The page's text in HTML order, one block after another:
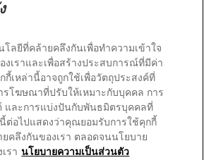
ปาล์มโอลีฟ สงวนลิขสิทธิ์
โลยีที่คล้ายคลึงกันเพื่อทำความเข้าใจ
เราและเพื่อสร้างประสบการณ์ที่มีค่า
เหล่านี้อาจถูกใช้เพื่อวัตถุประสงค์ที่
รโฆษณาที่ปรับให้เหมาะกับบุคคล การ
และการแบ่งปันกับพันธมิตรบุคคลที่
ต่อไปแสดงว่าคุณยอมรับการใช้คุกกี้
คลึงกันของเรา ตลอดจนนโยบาย
รา นโยบายความเป็นส่วนตัว